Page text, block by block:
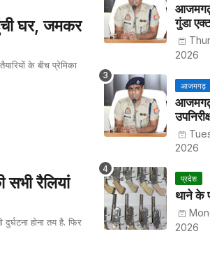
घर, जमकर
के बीच प्रेमिका
रैलियां
होना तय है. फिर
आजमगढ़
गुंडा
हर
हाजिरी
2026
आजमगढ़
आजमगढ़
2026
प्रदेश
थाने के
2026